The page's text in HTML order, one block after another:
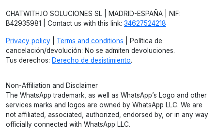
CHATWITH.IO SOLUCIONES SL | MADRID-ESPAÑA | NIF:
B42935981 | Contact us with this link: 34627524218
Privacy policy Terms and conditions | Política de
cancelación/devolución: No se admiten devoluciones.
Tus derechos: Derecho de desistimiento.
Non-Affiliation and Disclaimer
The WhatsApp trademark, as well as WhatsApp’s Logo and other
services marks and logos are owned by WhatsApp LLC. We are
not affiliated, associated, authorized, endorsed by, or in any way
officially connected with WhatsApp LLC.